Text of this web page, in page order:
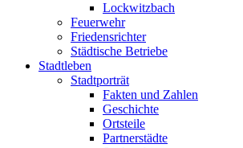
Lockwitzbach
Feuerwehr
Friedensrichter
Städtische Betriebe
Stadtleben
Stadtporträt
Fakten und Zahlen
Geschichte
Ortsteile
Partnerstädte